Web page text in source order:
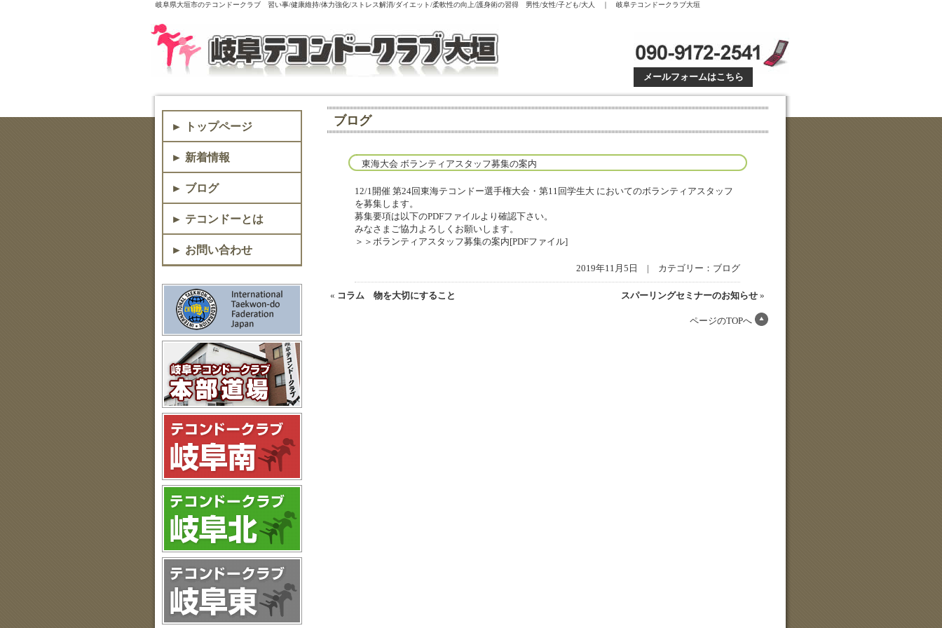
岐阜県大垣市のテコンドークラブ 習い事/健康維持/体力強化/ストレス解消/ダイエット/柔軟性の向上/護身術の習得 男性/女性/子ども/大人 ｜ 岐阜テコンドークラブ大垣
メールフォームはこちら
► トップページ
► 新着情報
► ブログ
► テコンドーとは
► お問い合わせ
ブログ
東海大会 ボランティアスタッフ募集の案内
12/1開催 第24回東海テコンドー選手権大会・第11回学生大 においてのボランティアスタッフ
を募集します。
募集要項は以下のPDFファイルより確認下さい。
みなさまご協力よろしくお願いします。
＞＞ボランティアスタッフ募集の案内[PDFファイル]
2019年11月5日 | カテゴリー： ブログ
« コラム 物を大切にすること スパーリングセミナーのお知らせ »
ページのTOPへ